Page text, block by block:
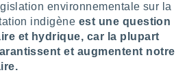
environnementale sur la
indigène est une question
et hydrique, car la plupart
et augmentent notre